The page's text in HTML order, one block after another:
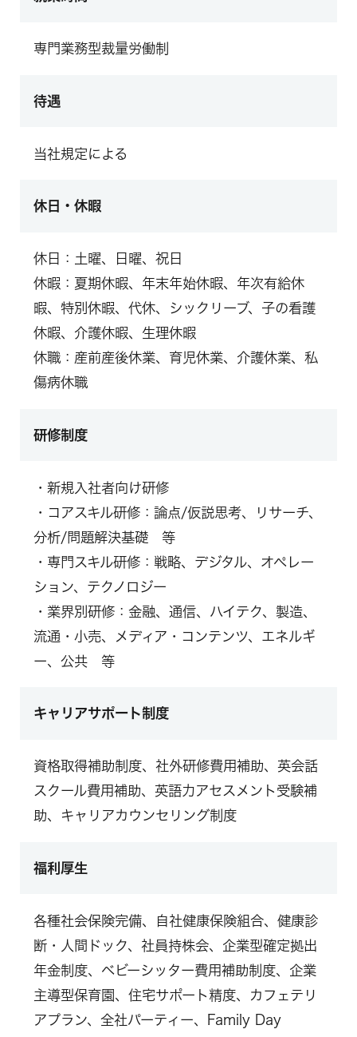
専門業務型裁量労働制
待遇
当社規定による
休日・休暇
休日：土曜、日曜、祝日
休暇：夏期休暇、年末年始休暇、年次有給休
暇、特別休暇、代休、シックリーブ、子の看護
休暇、介護休暇、生理休暇
休職：産前産後休業、育児休業、介護休業、私
傷病休職
研修制度
・新規入社者向け研修
・コアスキル研修：論点/仮説思考、リサーチ、
分析/問題解決基礎 等
・専門スキル研修：戦略、デジタル、オペレー
ション、テクノロジー
・業界別研修：金融、通信、ハイテク、製造、
流通・小売、メディア・コンテンツ、エネルギ
ー、公共 等
キャリアサポート制度
資格取得補助制度、社外研修費用補助、英会話
スクール費用補助、英語力アセスメント受験補
助、キャリアカウンセリング制度
福利厚生
各種社会保険完備、自社健康保険組合、健康診
断・人間ドック、社員持株会、企業型確定拠出
年金制度、ベビーシッター費用補助制度、企業
主導型保育園、住宅サポート精度、カフェテリ
アプラン、全社パーティー、Family Day